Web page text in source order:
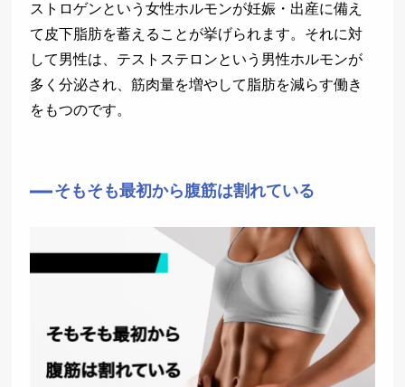
ストロゲンという女性ホルモンが妊娠・出産に備え
て皮下脂肪を蓄えることが挙げられます。それに対
して男性は、テストステロンという男性ホルモンが
多く分泌され、筋肉量を増やして脂肪を減らす働き
をもつのです。
そもそも最初から腹筋は割れている